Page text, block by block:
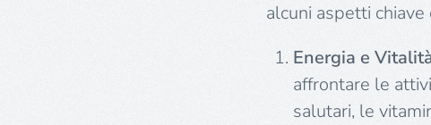
alcuni aspetti
Energia e
affrontare le
salutari, le